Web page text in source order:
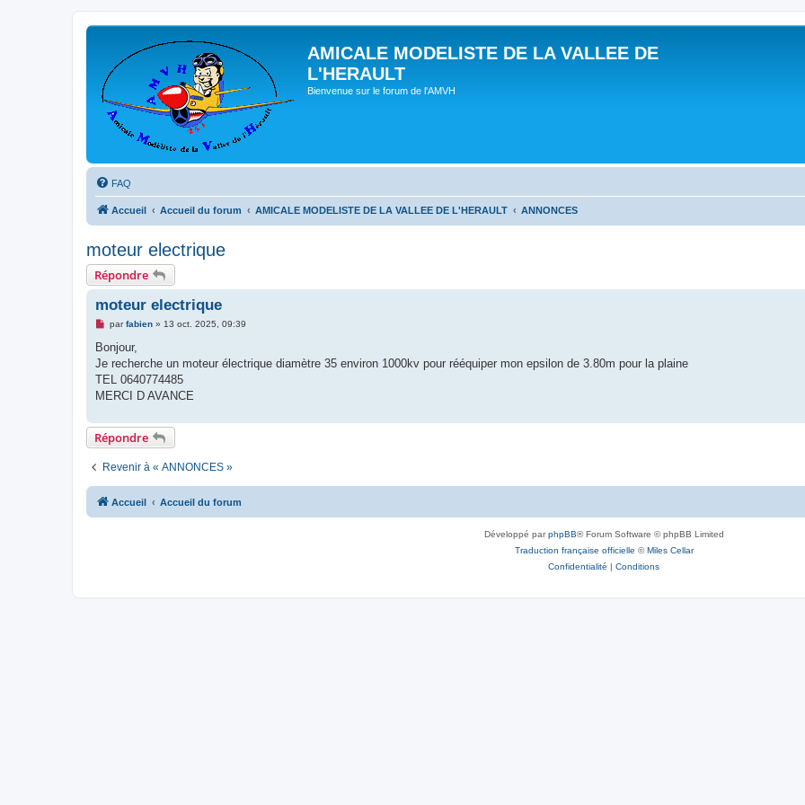
AMICALE MODELISTE DE LA VALLEE DE
L'HERAULT
Bienvenue sur le forum de l'AMVH
FAQ
Accueil Accueil du forum AMICALE MODELISTE DE LA VALLEE DE L'HERAULT ANNONCES
moteur electrique
Répondre
moteur electrique
M
s
a
g
n
l
u
parfabien» 13 oct. 2025, 09:39
Bonjour,
Je recherche un moteur électrique diamètre 35 environ 1000kv pour rééquiper mon epsilon de 3.80m pour la plaine
TEL 0640774485
MERCI D AVANCE
Répondre
Revenir à « ANNONCES »
Accueil Accueil du forum
Développé parphpBB® Forum Software © phpBB Limited
Traduction française officielle ©Miles Cellar
Confidentialité | Conditions